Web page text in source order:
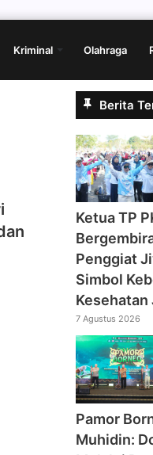
Kriminal Olahraga
Berita
‎Ketua TP
Penggiat
Simbol
Kesehatan
7 Agustus 2026
Pamor
Muhidin: